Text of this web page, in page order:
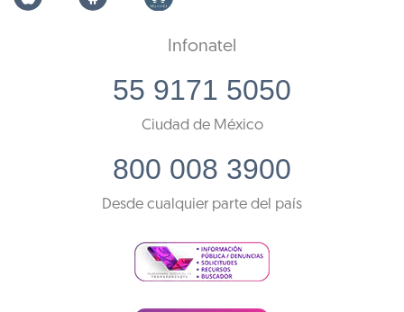
Infonatel
55 9171 5050
Ciudad de México
800 008 3900
Desde cualquier parte del país